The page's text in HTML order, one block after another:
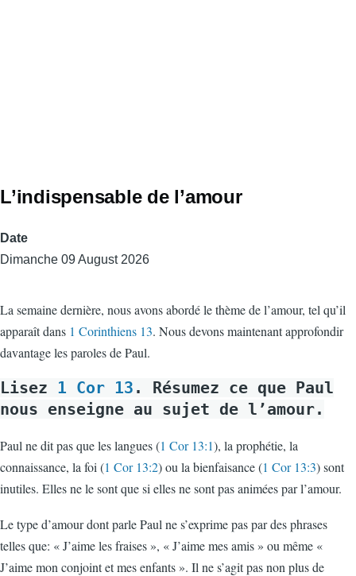
L’indispensable de l’amour
Date
Dimanche 09 August 2026
La semaine dernière, nous avons abordé le thème de l’amour, tel qu’il
apparaît dans 1 Corinthiens 13. Nous devons maintenant approfondir
davantage les paroles de Paul.
Lisez 1 Cor 13 . Résumez ce que Paul
nous enseigne au sujet de l’amour.
Paul ne dit pas que les langues (1 Cor 13:1), la prophétie, la
connaissance, la foi (1 Cor 13:2) ou la bienfaisance (1 Cor 13:3) sont
inutiles. Elles ne le sont que si elles ne sont pas animées par l’amour.
Le type d’amour dont parle Paul ne s’exprime pas par des phrases
telles que: « J’aime les fraises », « J’aime mes amis » ou même «
J’aime mon conjoint et mes enfants ». Il ne s’agit pas non plus de